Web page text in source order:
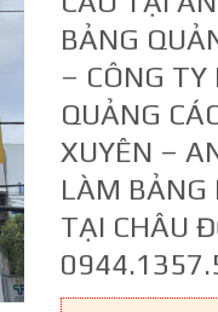
BẢNG
– CÔNG
QUẢNG
XUYÊN –
LÀM BẢNG
TẠI CHÂU